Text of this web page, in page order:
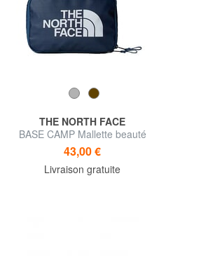
THE NORTH FACE
BASE CAMP Mallette beauté
43,00 €
Livraison gratuite